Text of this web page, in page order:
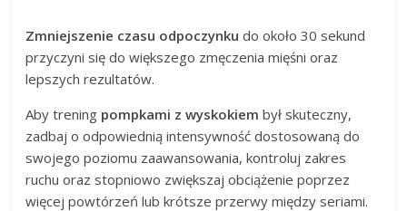
Zmniejszenie czasu odpoczynku do około 30 sekund
przyczyni się do większego zmęczenia mięśni oraz
lepszych rezultatów.
Aby trening pompkami z wyskokiem był skuteczny,
zadbaj o odpowiednią intensywność dostosowaną do
swojego poziomu zaawansowania, kontroluj zakres
ruchu oraz stopniowo zwiększaj obciążenie poprzez
więcej powtórzeń lub krótsze przerwy między seriami.